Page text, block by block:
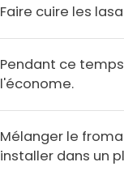
Faire cuire les
Pendant ce
l'économe.
Mélanger le
installer dans un